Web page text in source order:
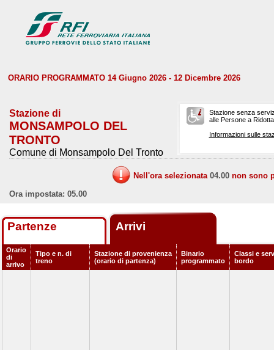
ORARIO PROGRAMMATO 14 Giugno 2026 - 12 Dicembre 2026
Stazione di
MONSAMPOLO DEL
TRONTO
Comune di Monsampolo Del Tronto
Stazione senza
alle Persone a
Informazioni sulle
Nell'ora selezionata 04.00 non sono
Ora impostata: 05.00
Partenze Arrivi
Orario
di
arrivo
Tipo e n. di
treno
Stazione di provenienza
(orario di partenza)
Binario
programmato
Classi e
bordo